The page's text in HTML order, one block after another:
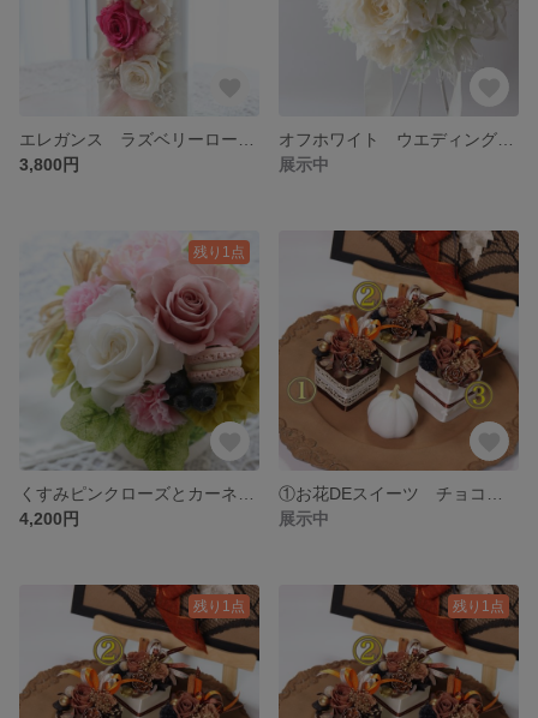
3,800円
展示中
残り1点
4,200円
展示中
残り1点 残り1点